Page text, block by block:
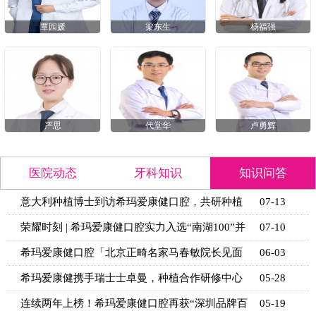
覃园媛 梁东生 杨福强
严思 代堂华 卢勇辉
医院动态 牙科知识 知识问答
意大利种植博士到访希玛爱康健口腔，共研种植
技术新思
07-13
荣耀时刻 | 希玛爱康健口腔实力入选“南湖100”并
获官
07-10
希玛爱康健口腔「北京正畸名家马春敏院长见面
日」活动
06-03
希玛爱康健携手瑞士士卓曼，种植合作研修中心
揭牌
05-28
连续两年上榜！希玛爱康健口腔再获“深圳品牌百 05-19